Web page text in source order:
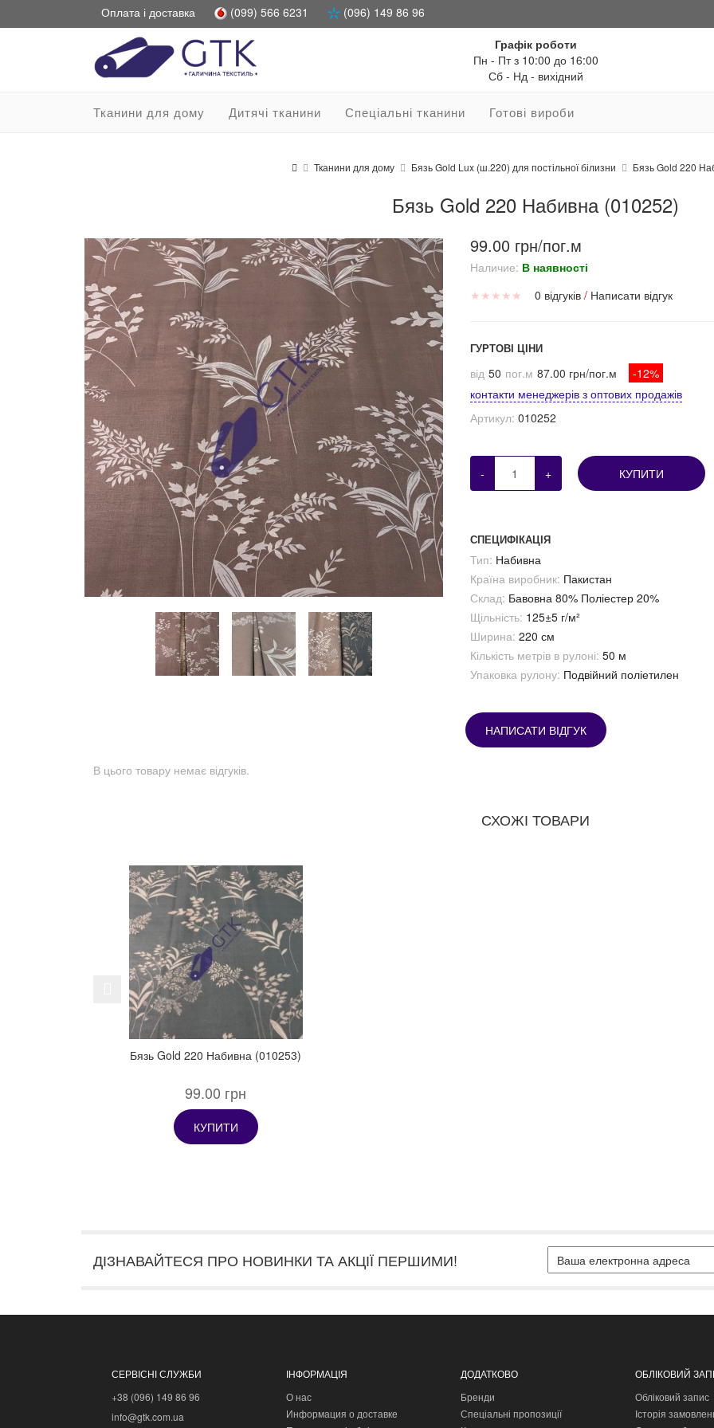
Оплата і доставка (099) 566 6231
(096) 149 86 96
Графік роботи
Пн - Пт з 10:00 до 16:00
Сб - Нд - вихідний
Тканини для дому Дитячі тканини Спеціальні тканини Готові вироби
Тканини для дому Бязь Gold Lux (ш.220) для постільної білизни Бязь Gold 220
Бязь Gold 220 Набивна (010252)
99.00 грн/пог.м
Наличие: В наявності
★ ★ ★ ★ ★ 0 відгуків/ Написати відгук
ГУРТОВІ ЦІНИ
від 50 пог.м 87.00 грн/пог.м
-12%
контакти менеджерів з оптових продажів
Артикул: 010252
- + КУПИТИ
СПЕЦИФІКАЦІЯ
Тип: Набивна
Країна виробник: Пакистан
Склад: Бавовна 80% Поліестер 20%
Щільність: 125±5 г/м²
Ширина: 220 см
Кількість метрів в рулоні: 50 м
Упаковка рулону: Подвійний поліетилен
НАПИСАТИ ВІДГУК
В цього товару немає відгуків.
СХОЖІ ТОВАРИ
Бязь Gold 220 Набивна (010253)
99.00 грн
КУПИТИ
Previous
ДІЗНАВАЙТЕСЯ ПРО НОВИНКИ ТА АКЦІЇ ПЕРШИМИ!
СЕРВІСНІ СЛУЖБИ
+38 (096) 149 86 96
info@gtk.com.ua
ІНФОРМАЦІЯ
О нас
Информация о доставке
ДОДАТКОВО
Бренди
Спеціальні пропозиції
ОБЛІКОВИЙ
Обліковий запис
Історія